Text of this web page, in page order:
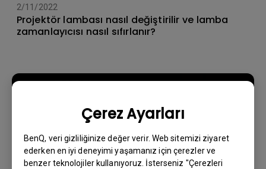
Çerez Ayarları
BenQ, veri gizliliğinize değer verir. Web sitemizi ziyaret
ederken en iyi deneyimi yaşamanız için çerezler ve
benzer teknolojiler kullanıyoruz. İsterseniz "Çerezleri
2/11/2022
Projektör lambası nasıl değiştirilir ve lamba
zamanlayıcısı nasıl sıfırlanır?